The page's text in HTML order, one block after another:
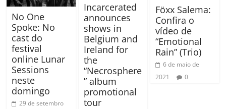
No One
Spoke: No
cast do
festival
online Lunar
Sessions
neste
domingo
29 de setembro
Incarcerated
announces
shows in
Belgium and
Ireland for
the
“Necrosphere
” album
promotional
tour
Föxx Salema:
Confira o
vídeo de
“Emotional
Rain” (Trio)
6 de maio de
2021
0